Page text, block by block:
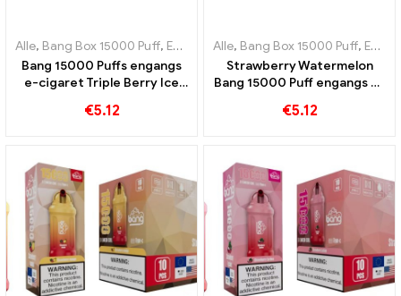
Alle, Bang Box 15000 Puff, Engangs e-cigaretter Sverige ,Engangs
Bang 15000 Puffs engangs
e-cigaret Triple Berry Ice
kølende smag
€5.12
Alle, Bang Box 15000 Puff, Engangs e-cigaretter Sverige
Strawberry Watermelon
Bang 15000 Puff engangs e-
kombination af jordbær og
€5.12